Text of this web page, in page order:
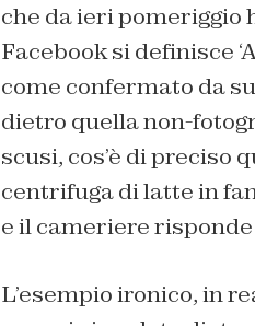
che da ieri pomeriggio
Facebook si definisce
come confermato da
dietro quella non-
scusi, cos’è di preciso
centrifuga di latte in
e il cameriere
L’esempio ironico, in